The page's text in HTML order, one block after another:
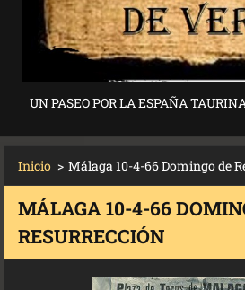
UN PASEO POR LA ESPAÑA
Inicio > Málaga 10-4-66 Domingo de
MÁLAGA 10-4-66
RESURRECCIÓN